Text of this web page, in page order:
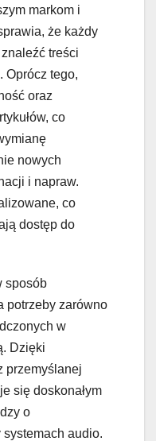
markom i
że każdy
treści
Oprócz tego,
oraz
co
nowych
i napraw.
co
dostęp do
sposób
potrzeby zarówno
w
Dzięki
przemyślanej
się doskonałym
o
audio.